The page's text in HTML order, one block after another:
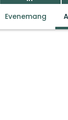
Evenemang